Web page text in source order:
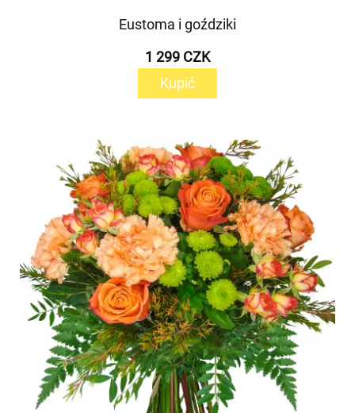
Eustoma i goździki
1 299 CZK
Kupić